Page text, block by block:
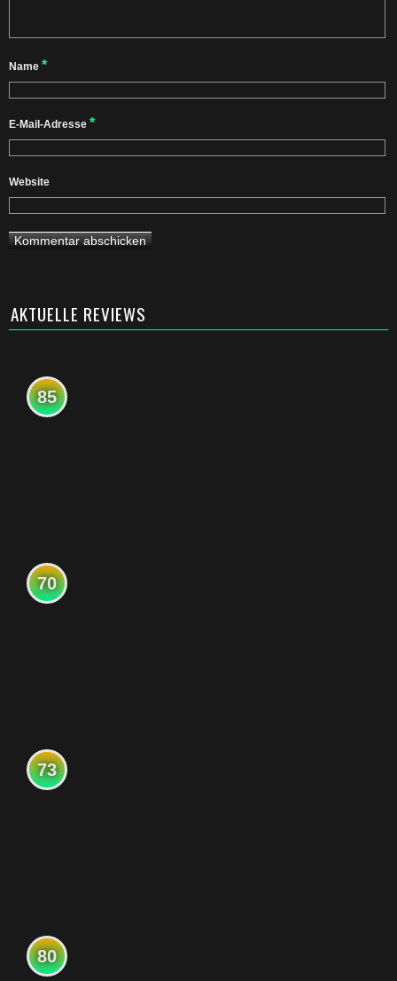
Name *
E-Mail-Adresse *
Website
AKTUELLE REVIEWS
85
70
73
80